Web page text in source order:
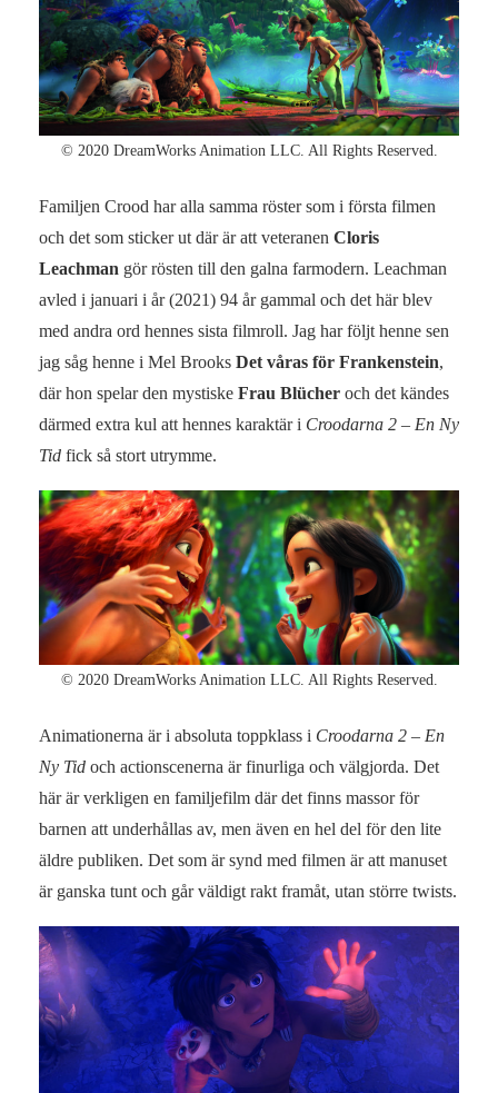
© 2020 DreamWorks Animation LLC. All Rights Reserved.
Familjen Crood har alla samma röster som i första filmen
och det som sticker ut där är att veteranen Cloris
Leachman gör rösten till den galna farmodern. Leachman
avled i januari i år (2021) 94 år gammal och det här blev
med andra ord hennes sista filmroll. Jag har följt henne sen
jag såg henne i Mel Brooks Det våras för Frankenstein,
där hon spelar den mystiske Frau Blücher och det kändes
därmed extra kul att hennes karaktär i Croodarna 2 – En Ny
Tid fick så stort utrymme.
© 2020 DreamWorks Animation LLC. All Rights Reserved.
Animationerna är i absoluta toppklass i Croodarna 2 – En
Ny Tid och actionscenerna är finurliga och välgjorda. Det
här är verkligen en familjefilm där det finns massor för
barnen att underhållas av, men även en hel del för den lite
äldre publiken. Det som är synd med filmen är att manuset
är ganska tunt och går väldigt rakt framåt, utan större twists.